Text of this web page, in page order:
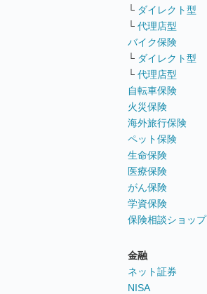
└ ダイレクト型
└ 代理店型
バイク保険
└ ダイレクト型
└ 代理店型
自転車保険
火災保険
海外旅行保険
ペット保険
生命保険
医療保険
がん保険
学資保険
保険相談ショップ
金融
ネット証券
NISA